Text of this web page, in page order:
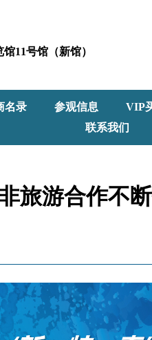
11号馆（新馆）
名录 参观信息 VIP
联系我们
旅游合作不